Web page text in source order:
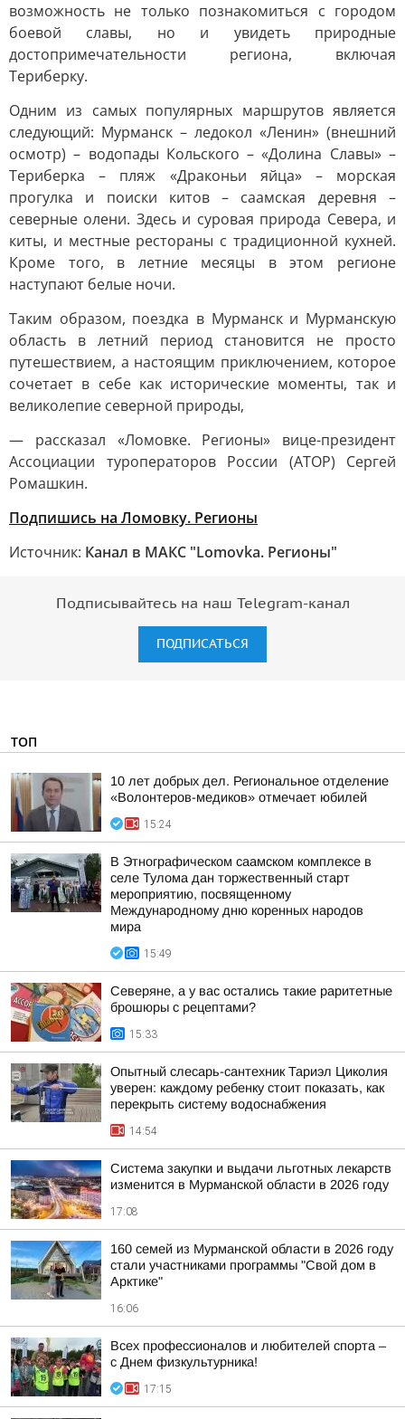
возможность не только познакомиться с городом
боевой славы, но и увидеть природные
достопримечательности региона, включая
Териберку.
Одним из самых популярных маршрутов является
следующий: Мурманск – ледокол «Ленин» (внешний
осмотр) – водопады Кольского – «Долина Славы» –
Териберка – пляж «Драконьи яйца» – морская
прогулка и поиски китов – саамская деревня –
северные олени. Здесь и суровая природа Севера, и
киты, и местные рестораны с традиционной кухней.
Кроме того, в летние месяцы в этом регионе
наступают белые ночи.
Таким образом, поездка в Мурманск и Мурманскую
область в летний период становится не просто
путешествием, а настоящим приключением, которое
сочетает в себе как исторические моменты, так и
великолепие северной природы,
— рассказал «Ломовке. Регионы» вице-президент
Ассоциации туроператоров России (АТОР) Сергей
Ромашкин.
Подпишись на Ломовку. Регионы
Источник: Канал в МАКС "Lomovka. Регионы"
Подписывайтесь на наш Telegram-канал
ПОДПИСАТЬСЯ
ТОП
10 лет добрых дел. Региональное отделение
«Волонтеров-медиков» отмечает юбилей
15:24
В Этнографическом саамском комплексе в
селе Тулома дан торжественный старт
мероприятию, посвященному
Международному дню коренных народов
мира
15:49
Северяне, а у вас остались такие раритетные
брошюры с рецептами?
15:33
Опытный слесарь-сантехник Тариэл Циколия
уверен: каждому ребенку стоит показать, как
перекрыть систему водоснабжения
14:54
Система закупки и выдачи льготных лекарств
изменится в Мурманской области в 2026 году
17:08
160 семей из Мурманской области в 2026 году
стали участниками программы "Свой дом в
Арктике"
16:06
Всех профессионалов и любителей спорта –
с Днем физкультурника!
17:15